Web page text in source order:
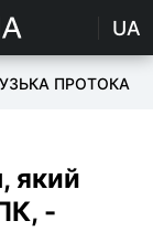
UA
ПРОТОКА
який
-